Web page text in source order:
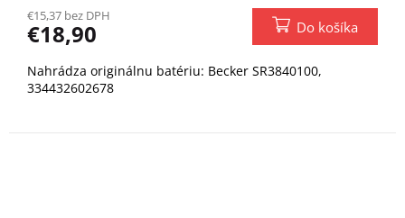
€15,37 bez DPH
€18,90 Do košíka
Nahrádza originálnu batériu: Becker SR3840100,
334432602678